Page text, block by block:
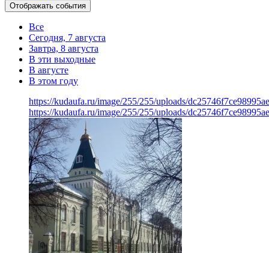
Отображать события
Все
Сегодня, 7 августа
Завтра, 8 августа
В эти выходные
В августе
В этом году
https://kudaufa.ru/image/255/255/uploads/
https://kudaufa.ru/image/255/255/uploads/